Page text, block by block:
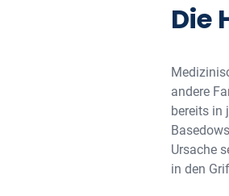
Die
andere
bereits in
Ursache
in den